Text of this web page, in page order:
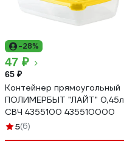
-28%
47 ₽
65 ₽
Контейнер прямоугольный
ПОЛИМЕРБЫТ "ЛАЙТ" 0,45л
СВЧ 4355100 435510000
5(6)